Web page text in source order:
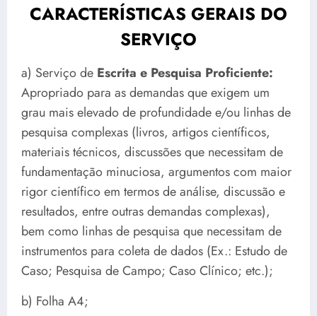
CARACTERÍSTICAS GERAIS DO
SERVIÇO
a) Serviço de Escrita e Pesquisa Proficiente:
Apropriado para as demandas que exigem um
grau mais elevado de profundidade e/ou linhas de
pesquisa complexas (livros, artigos científicos,
materiais técnicos, discussões que necessitam de
fundamentação minuciosa, argumentos com maior
rigor científico em termos de análise, discussão e
resultados, entre outras demandas complexas),
bem como linhas de pesquisa que necessitam de
instrumentos para coleta de dados (Ex.: Estudo de
Caso; Pesquisa de Campo; Caso Clínico; etc.);
b) Folha A4;